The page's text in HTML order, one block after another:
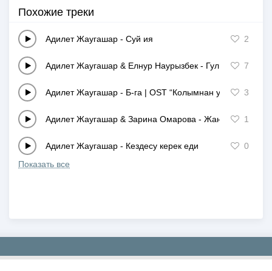
Похожие треки
Адилет Жаугашар - Суй ия 2
Адилет Жаугашар & Елнур Наурызбек - Гул ап барам
7
Адилет Жаугашар - Б-га | OST “Колымнан уста” 3
Адилет Жаугашар & Зарина Омарова - Жан гулим1
Адилет Жаугашар - Кездесу керек еди
0
Показать все
Copyright © 2019-2026 NEWMP3.KZ. Все права защищены.